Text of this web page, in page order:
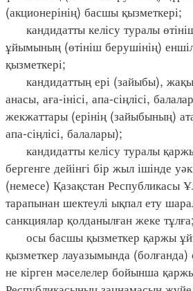
(акционерінің) басшы қызметкері;
кандидатты келісу туралы
ұйымының (өтініш берушінің)
қызметкері;
кандидаттың ері (зайыбы),
анасы, аға-інісі, апа-сіңлісі,
жекжаттары (ерінің (зайыбының)
апа-сіңлісі, балалары);
кандидатты келісу туралы
бергенге дейінгі бір жыл ішінде
(немесе) Қазақстан Республикасы
тарапынан шектеулі ықпал ету
санкциялар қолданылған жеке тұлға;
осы басшы қызметкер қаржы
қызметкер лауазымында (болғанда)
не кірген мәселелер бойынша